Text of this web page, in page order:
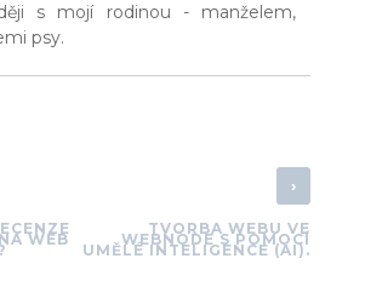
s mojí rodinou - manželem,
psy.
WEB
›
TVORBA WEBU VE
WEBNODE S POMOCÍ
UMĚLÉ INTELIGENCE (AI).